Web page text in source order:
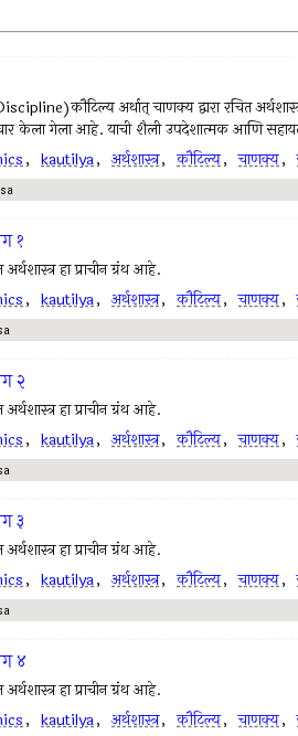
अर्थात् चाणक्य द्वारा रचित
केला गेला आहे. याची शैली उपदेशात्मक आणि
, kautilya, अर्थशास्त्र, कौटिल्य, चाणक्य,
१
हा प्राचीन ग्रंथ आहे.
, kautilya, अर्थशास्त्र, कौटिल्य, चाणक्य,
२
हा प्राचीन ग्रंथ आहे.
, kautilya, अर्थशास्त्र, कौटिल्य, चाणक्य,
३
हा प्राचीन ग्रंथ आहे.
, kautilya, अर्थशास्त्र, कौटिल्य, चाणक्य,
४
हा प्राचीन ग्रंथ आहे.
, kautilya, अर्थशास्त्र, कौटिल्य, चाणक्य,